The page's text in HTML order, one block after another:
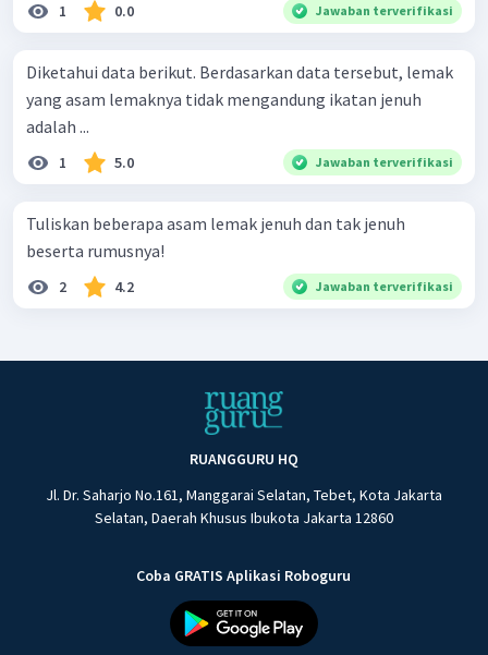
1 0.0 Jawaban terverifikasi
Diketahui data berikut. Berdasarkan data tersebut, lemak
yang asam lemaknya tidak mengandung ikatan jenuh
adalah ...
1 5.0 Jawaban terverifikasi
Tuliskan beberapa asam lemak jenuh dan tak jenuh
beserta rumusnya!
2 4.2 Jawaban terverifikasi
RUANGGURU HQ
Jl. Dr. Saharjo No.161, Manggarai Selatan, Tebet, Kota Jakarta
Selatan, Daerah Khusus Ibukota Jakarta 12860
Coba GRATIS Aplikasi Roboguru